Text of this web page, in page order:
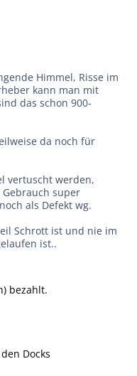
Himmel, Risse im
kann man mit
das schon 900-
da noch für
vertuscht werden,
super
als Defekt wg.
Schrott ist und nie im
ist..
bezahlt.
Docks